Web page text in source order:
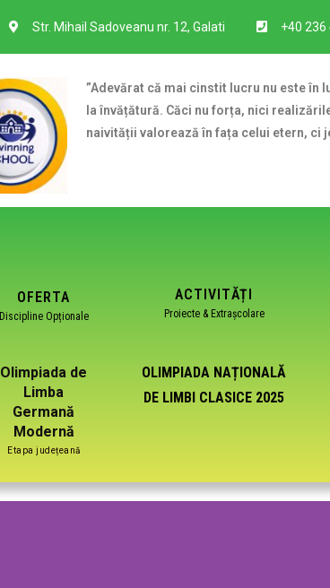
Str. Mihail Sadoveanu nr. 12, Galati +40 236
”Adevărat că mai cinstit lucru nu este în
la învățătură. Căci nu forța, nici
naivității valorează în fața celui etern, ci
OFERTA
Discipline Opționale
Olimpiada de
Limba
Germană
Modernă
Etapa județeană
ACTIVITĂȚI
Proiecte & Extrașcolare
OLIMPIADA NAȚIONALĂ
DE LIMBI CLASICE 2025